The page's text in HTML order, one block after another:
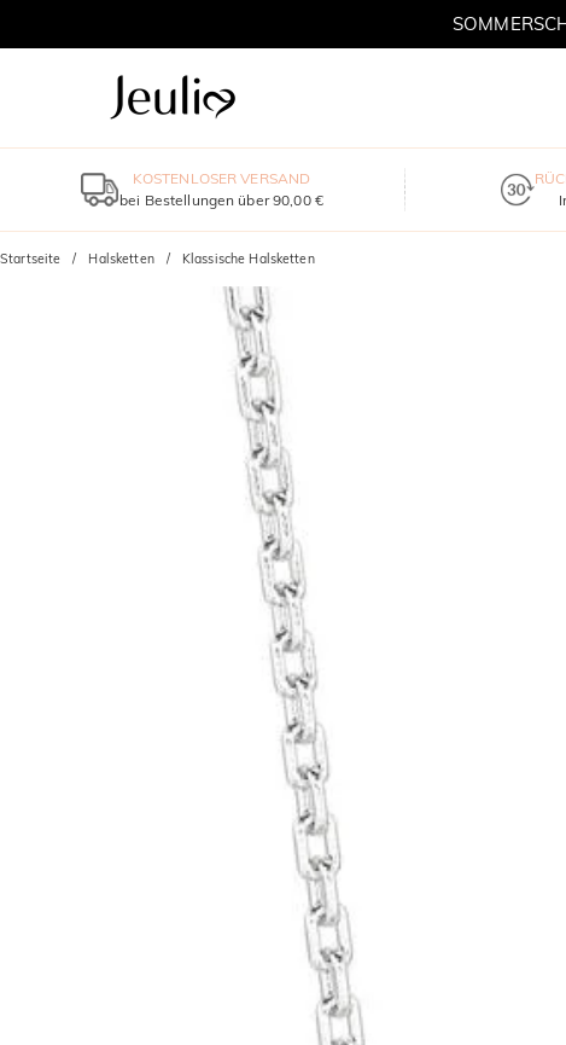
KOSTENLOSER VERSAND
bei Bestellungen über 90,00 €
Startseite Halsketten Klassische Halsketten